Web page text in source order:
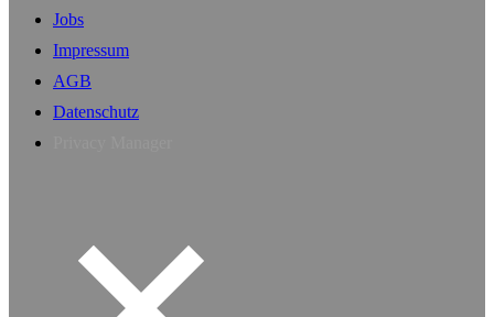
Jobs
Impressum
AGB
Datenschutz